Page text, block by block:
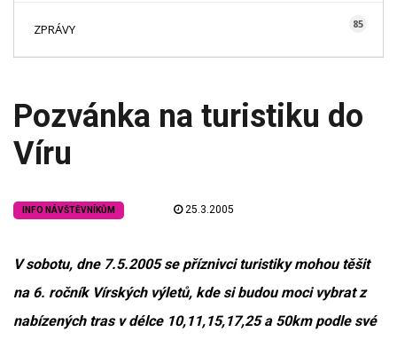
ZPRÁVY 85
Pozvánka na turistiku do
Víru
INFO NÁVŠTĚVNÍKŮM 25.3.2005
V sobotu, dne 7.5.2005 se příznivci turistiky mohou těšit
na 6. ročník Vírských výletů, kde si budou moci vybrat z
nabízených tras v délce 10,11,15,17,25 a 50km podle své